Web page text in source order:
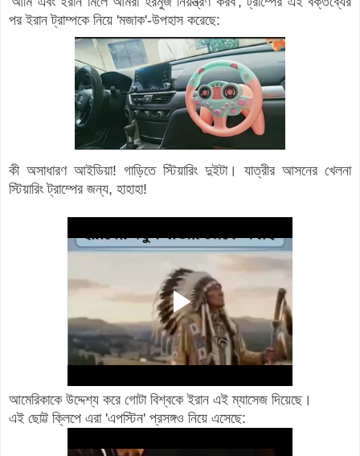
পর ইরান ট্রাম্পকে নিয়ে 'মজাক'-উপহাস করেছে:
কী অসাধারণ আইডিয়া! গাড়িতে স্টিয়ারিং দুইটা। যাত্রীর আসনের খেলনা
স্টিয়ারিং ট্রাম্পের জন্য, হাহাহা!
আমেরিকাকে উদ্দেশ্য করে গোটা বিশ্বকে ইরান এই ম্যাসেজ দিয়েছে।
এই ছোট্ট ক্লিপে এরা 'এপস্টিন' প্রসঙ্গও নিয়ে এসেছে: